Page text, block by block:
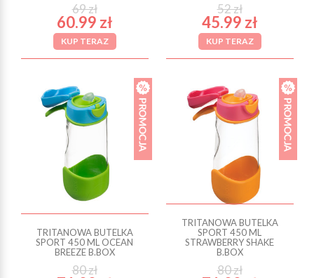
69 zł
60.99 zł
KUP TERAZ
52 zł
45.99 zł
KUP TERAZ
TRITANOWA BUTELKA
SPORT 450 ML OCEAN
BREEZE B.BOX
80 zł
TRITANOWA BUTELKA
SPORT 450 ML
STRAWBERRY SHAKE
B.BOX
80 zł